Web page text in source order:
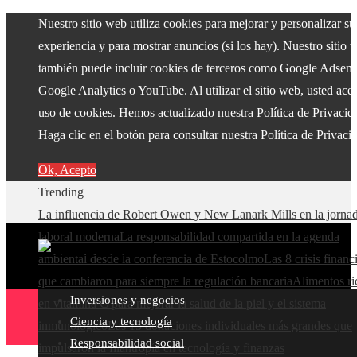
Nuestro sitio web utiliza cookies para mejorar y personalizar su
experiencia y para mostrar anuncios (si los hay). Nuestro sitio
también puede incluir cookies de terceros como Google
Google Analytics o YouTube. Al utilizar el sitio web, usted
uso de cookies. Hemos actualizado nuestra Política de
Haga clic en el botón para consultar nuestra Política de
Ok, Acepto
Trending
La influencia de Robert Owen y New Lanark Mills en la
laboral modernaLa responsabilidad compartida en la agenda
ambiental desde la conferencia de EstocolmoLas 8 crisis
que cambiaron para siempre la regulación bancariaAlimentos
en vitamina C para mejorar la salud de la piel y el sistema
inmunológicoLas 15 donaciones individuales más grandes que
impulsaron la filantropía en tecnología y finanzas
Inversiones y negocios
Ciencia y tecnología
Responsabilidad social